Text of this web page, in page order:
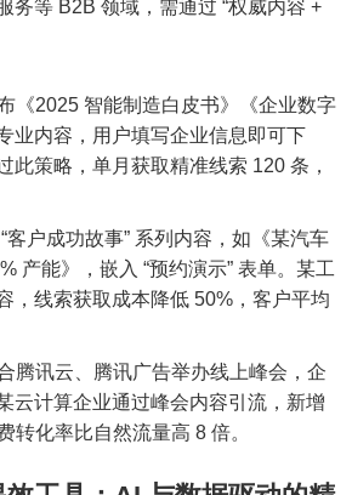
务等 B2B 领域，需通过 “权威内容 +
《2025 智能制造白皮书》《企业数字
业内容，用户填写企业信息即可下
此策略，单月获取精准线索 120 条，
“客户成功故事” 系列内容，如《某汽车
产能》，嵌入 “预约演示” 表单。某工
，线索获取成本降低 50%，客户平均
腾讯云、腾讯广告举办线上峰会，企
云计算企业通过峰会内容引流，新增
转化率比自然流量高 8 倍。